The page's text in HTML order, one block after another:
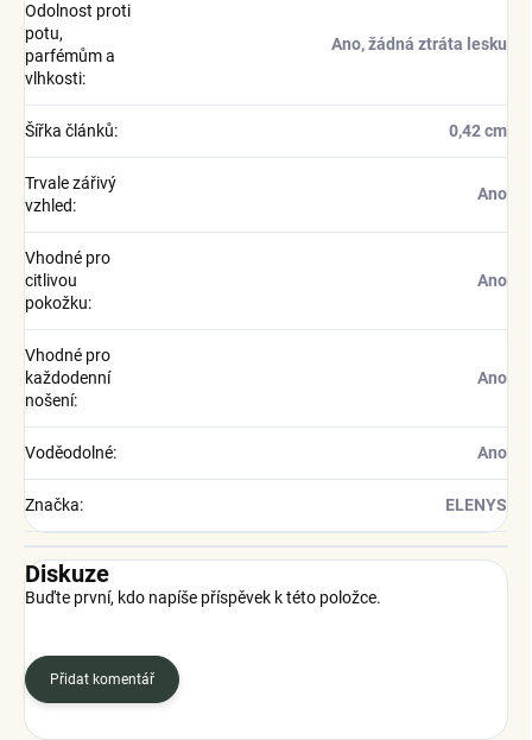
Odolnost proti
potu,
parfémům a
vlhkosti:
Ano, žádná ztráta lesku
Šířka článků: 0,42 cm
Trvale zářivý
vzhled:
Ano
Vhodné pro
citlivou
pokožku:
Ano
Vhodné pro
každodenní
nošení:
Ano
Voděodolné: Ano
Značka: ELENYS
Diskuze
Buďte první, kdo napíše příspěvek k této položce.
Přidat komentář